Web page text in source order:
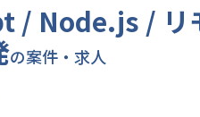
/ Node.js / リ
の案件・求人